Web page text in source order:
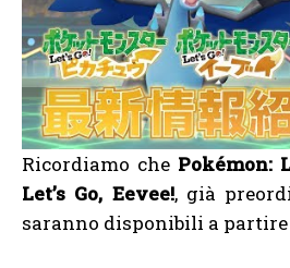
Ricordiamo che Pokémon:
Let’s Go, Eevee!, già
saranno disponibili a partire